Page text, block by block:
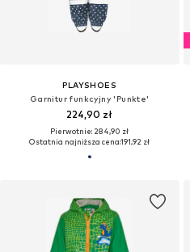
PLAYSHOES
Garnitur funkcyjny 'Punkte'
224,90 zł
Pierwotnie: 284,90 zł
Ostatnia najniższa cena:191,92 zł